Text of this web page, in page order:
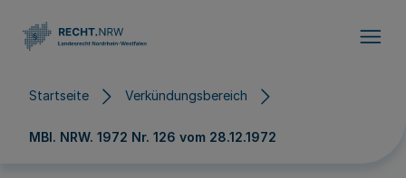
Startseite Verkündungsbereich
MBl. NRW. 1972 Nr. 126 vom 28.12.1972